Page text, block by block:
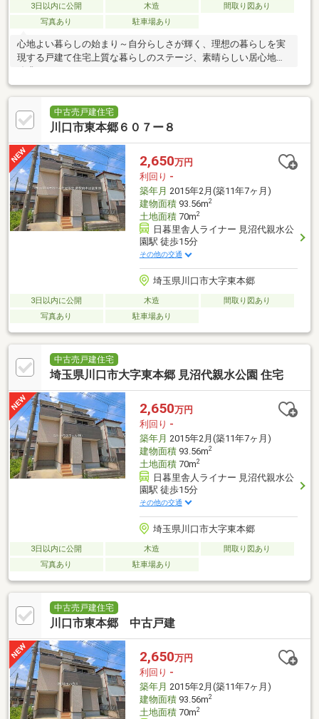
3日以内に公開 木造
間取り図あり
写真あり
駐車場あり
心地よい暮らしの始まり～自分らしさが輝く、理想の暮らしを実
現する戸建て住宅上質な暮らしのステージ、素晴らしい居心地を
追求しませんか？
中古売戸建住宅
川口市東本郷６０７ー８
2,650万円
利回り -
築年月 2015年2月(築11年7ヶ月)
建物面積93.56m2
土地面積70m2
日暮里舎人ライナー 見沼代親水公
園駅 徒歩15分
その他の交通
埼玉県川口市大字東本郷
3日以内に公開 木造
間取り図あり
写真あり
駐車場あり
中古売戸建住宅
埼玉県川口市大字東本郷 見沼代親水公園 住宅
2,650万円
利回り -
築年月 2015年2月(築11年7ヶ月)
建物面積93.56m2
土地面積70m2
日暮里舎人ライナー 見沼代親水公
園駅 徒歩15分
その他の交通
埼玉県川口市大字東本郷
3日以内に公開 木造
間取り図あり
写真あり
駐車場あり
中古売戸建住宅
川口市東本郷 中古戸建
2,650万円
利回り -
築年月 2015年2月(築11年7ヶ月)
建物面積93.56m2
土地面積70m2